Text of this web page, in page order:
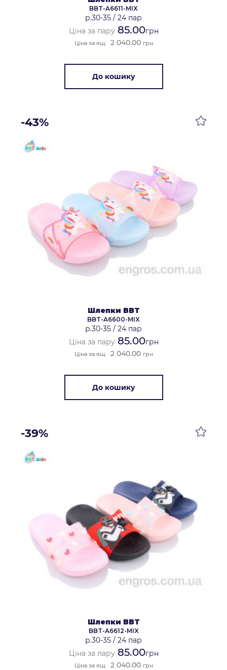
BBT-A6611-MIX
р.30-35 / 24 пар
Ціна за пару85.00грн
Ціна за ящ. 2 040.00 грн
До кошику
-43%
Шлепки BBT
BBT-A6600-MIX
р.30-35 / 24 пар
Ціна за пару85.00грн
Ціна за ящ. 2 040.00 грн
До кошику
-39%
Шлепки BBT
BBT-A6612-MIX
р.30-35 / 24 пар
Ціна за пару85.00грн
Ціна за ящ. 2 040.00 грн